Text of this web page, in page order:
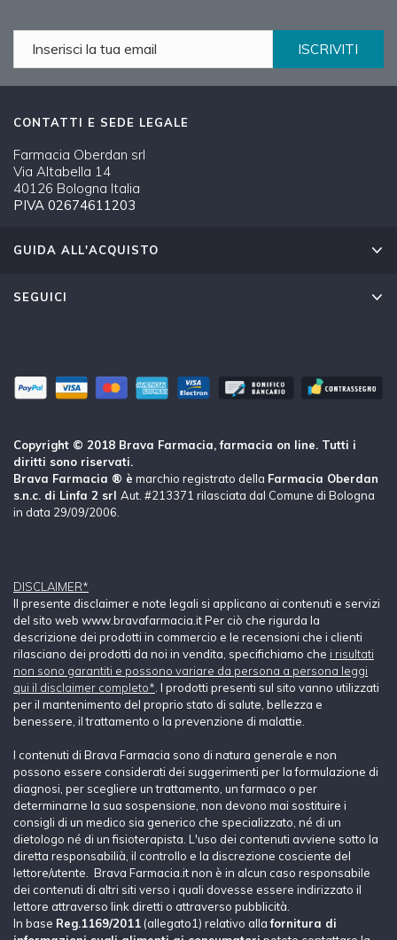
ISCRIVITI
CONTATTI E SEDE LEGALE
Farmacia Oberdan srl
Via Altabella 14
40126 Bologna Italia
PIVA 02674611203
GUIDA ALL'ACQUISTO
SEGUICI
Copyright © 2018 Brava Farmacia, farmacia on line. Tutti i
diritti sono riservati.
Brava Farmacia ® è marchio registrato della Farmacia Oberdan
s.n.c. di Linfa 2 srl Aut. #213371 rilasciata dal Comune di Bologna
in data 29/09/2006.
DISCLAIMER*
Il presente disclaimer e note legali si applicano ai contenuti e servizi
del sito web www.bravafarmacia.it Per ciò che rigurda la
descrizione dei prodotti in commercio e le recensioni che i clienti
rilasciano dei prodotti da noi in vendita, specifichiamo che i risultati
non sono garantiti e possono variare da persona a persona leggi
qui il disclaimer completo* . I prodotti presenti sul sito vanno utilizzati
per il mantenimento del proprio stato di salute, bellezza e
benessere, il trattamento o la prevenzione di malattie.
I contenuti di Brava Farmacia sono di natura generale e non
possono essere considerati dei suggerimenti per la formulazione di
diagnosi, per scegliere un trattamento, un farmaco o per
determinarne la sua sospensione, non devono mai sostituire i
consigli di un medico sia generico che specializzato, né di un
dietologo né di un fisioterapista. L'uso dei contenuti avviene sotto la
diretta responsabilià, il controllo e la discrezione cosciente del
lettore/utente. Brava Farmacia.it non è in alcun caso responsabile
dei contenuti di altri siti verso i quali dovesse essere indirizzato il
lettore attraverso link diretti o attraverso pubblicità.
In base Reg.1169/2011 (allegato1) relativo allafornitura di